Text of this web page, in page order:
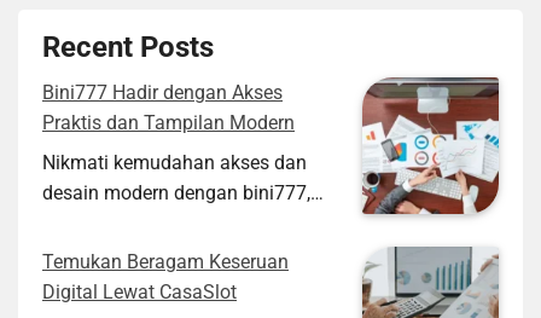
Recent Posts
Bini777 Hadir dengan Akses
Praktis dan Tampilan Modern
Nikmati kemudahan akses dan
desain modern dengan bini777,
menawarkan pengalaman seru
serta fitur lengkap untuk pengguna
Temukan Beragam Keseruan
Digital Lewat CasaSlot